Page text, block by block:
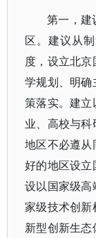
第一，建
区。建议从
度，设立北
学规划、明
策落实。建
业、高校与
地区不必遵
好的地区设
设以国家级
家级技术创
新型创新生